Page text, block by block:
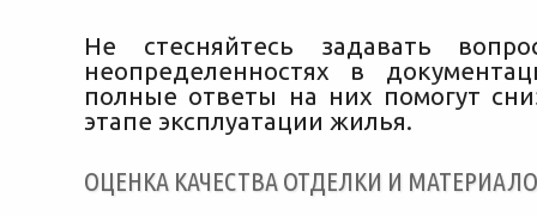
Не стесняйтесь задавать
неопределенностях в
полные ответы на них помогут
этапе эксплуатации жилья.
ОЦЕНКА КАЧЕСТВА ОТДЕЛКИ И